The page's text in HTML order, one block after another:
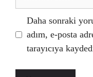
Daha sonraki
adım, e-posta
tarayıcıya